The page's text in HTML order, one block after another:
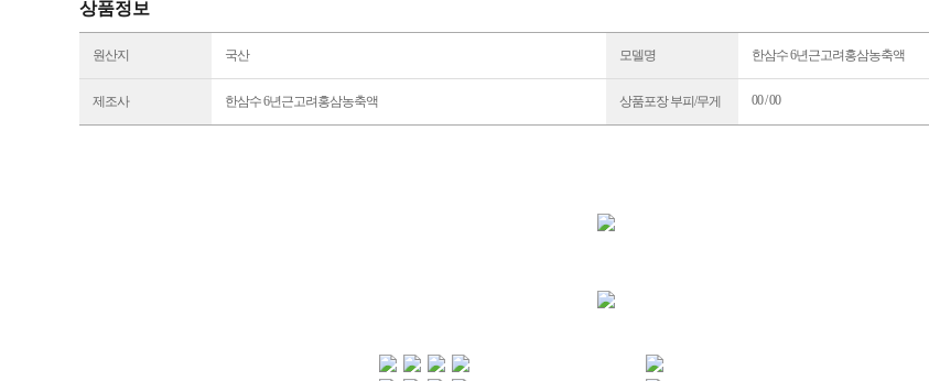
상품정보
원산지 국산 모델명 한삼수 6년근고려홍삼농축액
제조사 한삼수 6년근고려홍삼농축액 상품포장 부피/무게 00 / 00